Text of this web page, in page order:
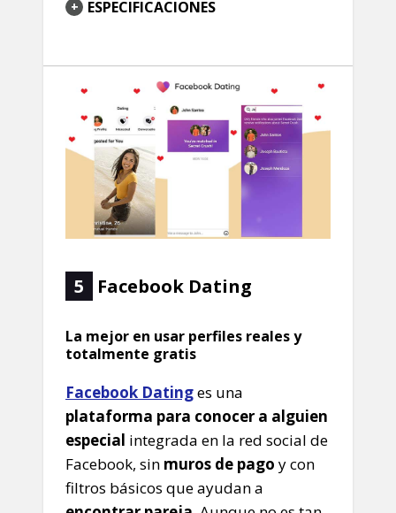
ESPECIFICACIONES
5 Facebook Dating
La mejor en usar perfiles reales y
totalmente gratis
Facebook Datinges una
plataforma para conocer a alguien
especial integrada en la red social de
Facebook, sin muros de pago y con
filtros básicos que ayudan a